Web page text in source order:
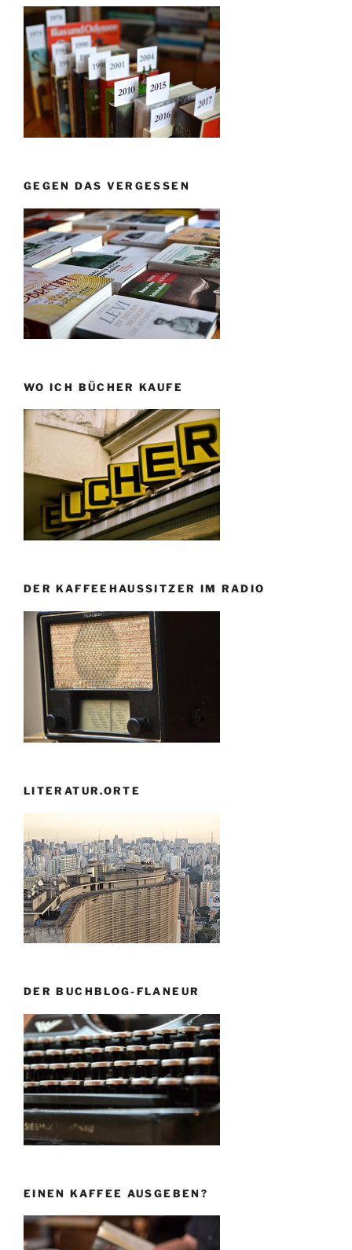
GEGEN DAS VERGESSEN
WO ICH BÜCHER KAUFE
DER KAFFEEHAUSSITZER IM RADIO
LITERATUR.ORTE
DER BUCHBLOG-FLANEUR
EINEN KAFFEE AUSGEBEN?